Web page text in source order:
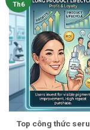
Top công thức
Th6